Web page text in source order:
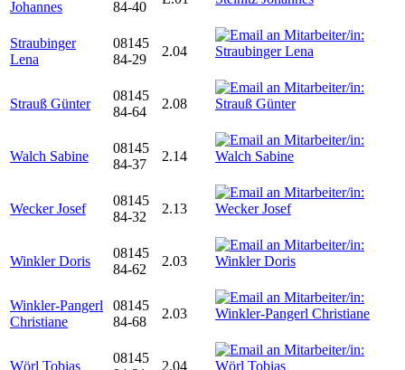
Johannes
84-40
Straubinger
Lena
08145
84-29
2.04
Strauß Günter
08145
84-64
2.08
Walch Sabine
08145
84-37
2.14
Wecker Josef
08145
84-32
2.13
Winkler Doris
08145
84-62
2.03
Winkler-Pangerl
Christiane
08145
84-68
2.03
Wörl Tobias
08145
2.04